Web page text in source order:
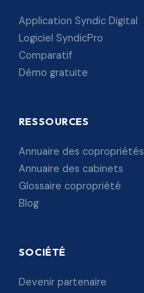
Application Syndic Digital
Logiciel SyndicPro
Comparatif
Démo gratuite
RESSOURCES
Annuaire des copropriétés
Annuaire des cabinets
Glossaire copropriété
Blog
SOCIÉTÉ
Devenir partenaire